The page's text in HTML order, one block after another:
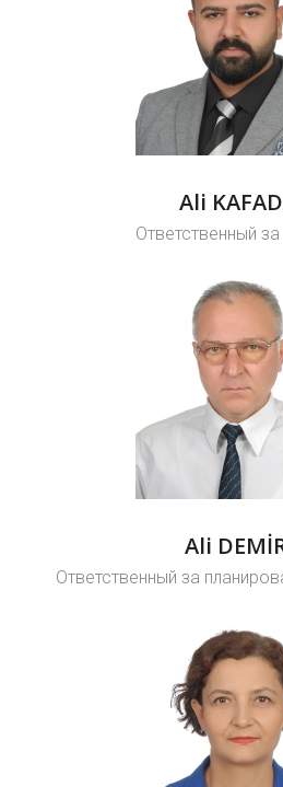
Ali
Ответственный
Ali
Ответственный за